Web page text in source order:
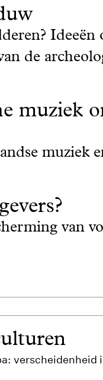
Ideeën
de
muziek
muziek
van
verscheidenheid